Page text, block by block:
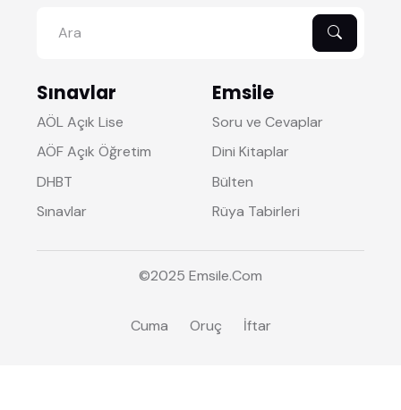
Sınavlar
AÖL Açık Lise
AÖF Açık Öğretim
DHBT
Sınavlar
Emsile
Soru ve Cevaplar
Dini Kitaplar
Bülten
Rüya Tabirleri
©2025 Emsile.Com
Cuma Oruç İftar